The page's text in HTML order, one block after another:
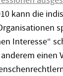
kann die
Interesse“
einen